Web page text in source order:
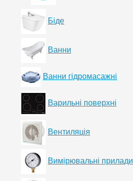
Біде
Ванни
Ванни гідромасажні
Варильні поверхні
Вентиляція
Вимірювальні прилади